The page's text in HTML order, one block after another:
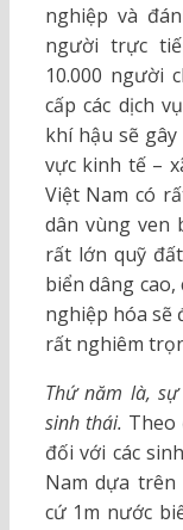
nghiệp và
người trực
10.000 người
cấp các dịch
khí hậu sẽ
vực kinh tế –
Việt Nam có
dân vùng ven
rất lớn quỹ
biển dâng
nghiệp hóa sẽ
rất nghiêm
Thứ năm là,
sinh thái. Theo
đối với các
Nam dựa
cứ 1m nước